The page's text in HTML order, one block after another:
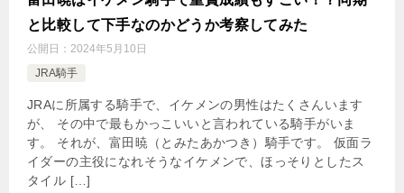
と比較して下手なのかどうか考察してみた
公開日： 2024年5月10日
JRA騎手
JRAに所属する騎手で、イケメンの男性はたくさんいます
が、 その中で最もかっこいいと言われている騎手がいま
す。 それが、富田暁（とみたあかつき）騎手です。 仮面ラ
イダーの主役になれそうなイケメンで、ほっそりとしたス
タイル […]